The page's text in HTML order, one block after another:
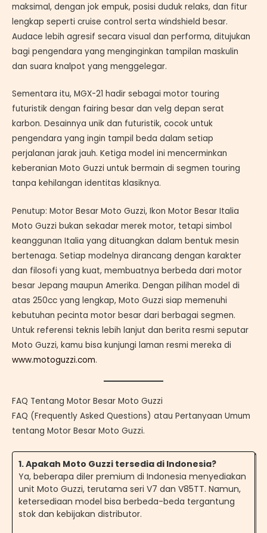
maksimal, dengan jok empuk, posisi duduk relaks, dan fitur
lengkap seperti cruise control serta windshield besar.
Audace lebih agresif secara visual dan performa, ditujukan
bagi pengendara yang menginginkan tampilan maskulin
dan suara knalpot yang menggelegar.
Sementara itu, MGX-21 hadir sebagai motor touring
futuristik dengan fairing besar dan velg depan serat
karbon. Desainnya unik dan futuristik, cocok untuk
pengendara yang ingin tampil beda dalam setiap
perjalanan jarak jauh. Ketiga model ini mencerminkan
keberanian Moto Guzzi untuk bermain di segmen touring
tanpa kehilangan identitas klasiknya.
Penutup: Motor Besar Moto Guzzi, Ikon Motor Besar Italia
Moto Guzzi bukan sekadar merek motor, tetapi simbol
keanggunan Italia yang dituangkan dalam bentuk mesin
bertenaga. Setiap modelnya dirancang dengan karakter
dan filosofi yang kuat, membuatnya berbeda dari motor
besar Jepang maupun Amerika. Dengan pilihan model di
atas 250cc yang lengkap, Moto Guzzi siap memenuhi
kebutuhan pecinta motor besar dari berbagai segmen.
Untuk referensi teknis lebih lanjut dan berita resmi seputar
Moto Guzzi, kamu bisa kunjungi laman resmi mereka di
www.motoguzzi.com.
FAQ Tentang Motor Besar Moto Guzzi
FAQ (Frequently Asked Questions) atau Pertanyaan Umum
tentang Motor Besar Moto Guzzi.
1. Apakah Moto Guzzi tersedia di Indonesia?
Ya, beberapa diler premium di Indonesia menyediakan
unit Moto Guzzi, terutama seri V7 dan V85TT. Namun,
ketersediaan model bisa berbeda-beda tergantung
stok dan kebijakan distributor.